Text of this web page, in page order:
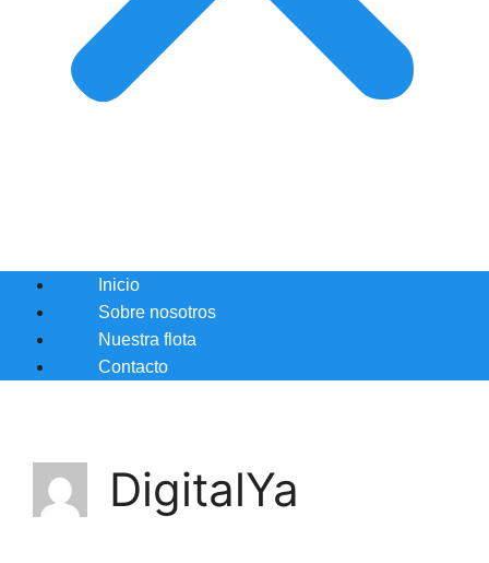
Inicio
Sobre nosotros
Nuestra flota
Contacto
DigitalYa